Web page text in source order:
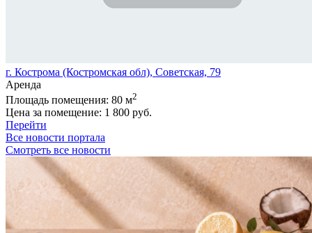
г. Кострома (Костромская обл), Советская, 79
Аренда
Площадь помещения: 80 м2
Цена за помещение: 1 800 руб.
Перейти
Все новости портала
Смотреть все новости